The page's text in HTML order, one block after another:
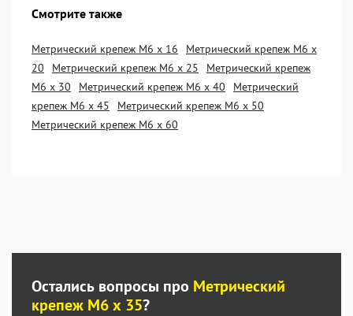
Смотрите также
Метрический крепеж М6 х 16
Метрический крепеж М6 х
20
Метрический крепеж М6 х 25
Метрический крепеж
М6 х 30
Метрический крепеж М6 х 40
Метрический
крепеж М6 х 45
Метрический крепеж М6 х 50
Метрический крепеж М6 х 60
Остались вопросы про Метрический
крепеж М6 х 35?